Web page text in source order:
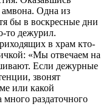
амвона. Одна из
бы в воскресные дни
то дежурил.
в храм кто-
«Мы отвечаем на
Если дежурные
звонят
или какой
раздаточного